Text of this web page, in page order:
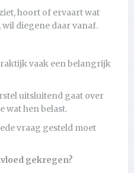
hoort of ervaart wat
diegene daar vanaf.
vaak een belangrijk
uitsluitend gaat over
wat hen belast.
vraag gesteld moet
gekregen?